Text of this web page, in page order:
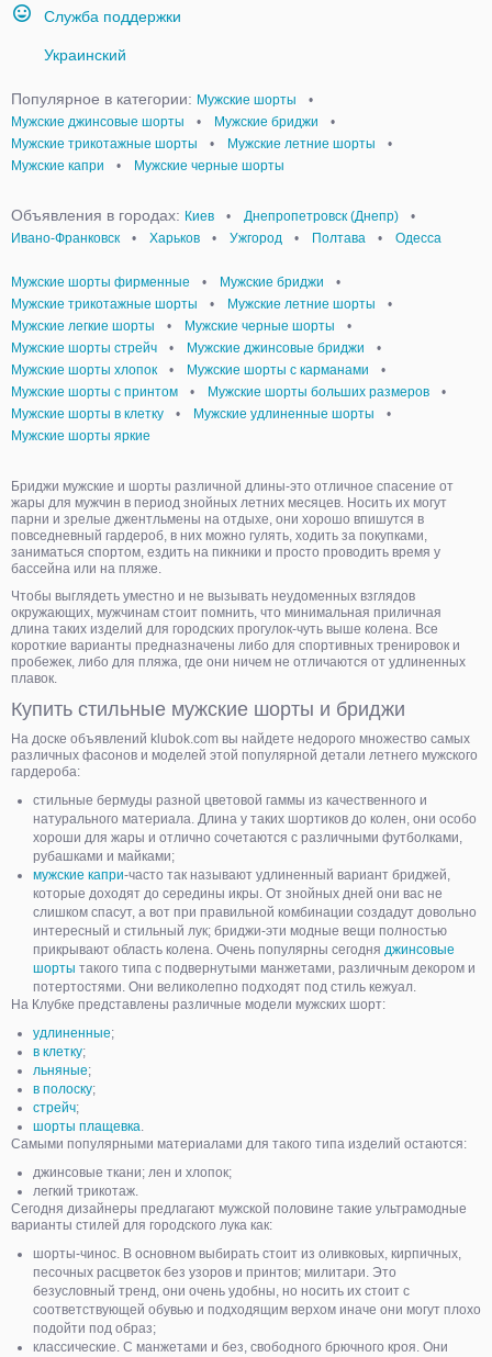
Служба поддержки
Украинский
Популярное в категории: Мужские шорты
•
Мужские джинсовые шорты
• Мужские бриджи
•
Мужские трикотажные шорты
• Мужские летние шорты
•
Мужские капри
• Мужские черные шорты
Объявления в городах: Киев • Днепропетровск (Днепр)
•
Ивано-Франковск
• Харьков • Ужгород • Полтава • Одесса
Мужские шорты фирменные • Мужские бриджи
•
Мужские трикотажные шорты
• Мужские летние шорты
•
Мужские легкие шорты
• Мужские черные шорты
•
Мужские шорты стрейч
• Мужские джинсовые бриджи
•
Мужские шорты хлопок
• Мужские шорты с карманами
•
Мужские шорты с принтом
• Мужские шорты больших размеров
•
Мужские шорты в клетку
• Мужские удлиненные шорты
•
Мужские шорты яркие
Бриджи мужские и шорты различной длины-это отличное спасение от
жары для мужчин в период знойных летних месяцев. Носить их могут
парни и зрелые джентльмены на отдыхе, они хорошо впишутся в
повседневный гардероб, в них можно гулять, ходить за покупками,
заниматься спортом, ездить на пикники и просто проводить время у
бассейна или на пляже.
Чтобы выглядеть уместно и не вызывать неудоменных взглядов
окружающих, мужчинам стоит помнить, что минимальная приличная
длина таких изделий для городских прогулок-чуть выше колена. Все
короткие варианты предназначены либо для спортивных тренировок и
пробежек, либо для пляжа, где они ничем не отличаются от удлиненных
плавок.
Купить стильные мужские шорты и бриджи
На доске объявлений klubok.com вы найдете недорого множество самых
различных фасонов и моделей этой популярной детали летнего мужского
гардероба:
стильные бермуды разной цветовой гаммы из качественного и
натурального материала. Длина у таких шортиков до колен, они особо
хороши для жары и отлично сочетаются с различными футболками,
рубашками и майками;
мужские капри-часто так называют удлиненный вариант бриджей,
которые доходят до середины икры. От знойных дней они вас не
слишком спасут, а вот при правильной комбинации создадут довольно
интересный и стильный лук; бриджи-эти модные вещи полностью
прикрывают область колена. Очень популярны сегодня джинсовые
шорты такого типа с подвернутыми манжетами, различным декором и
потертостями. Они великолепно подходят под стиль кежуал.
На Клубке представлены различные модели мужских шорт:
удлиненные;
в клетку;
льняные;
в полоску;
стрейч;
шорты плащевка.
Самыми популярными материалами для такого типа изделий остаются:
джинсовые ткани; лен и хлопок;
легкий трикотаж.
Сегодня дизайнеры предлагают мужской половине такие ультрамодные
варианты стилей для городского лука как:
шорты-чинос. В основном выбирать стоит из оливковых, кирпичных,
песочных расцветок без узоров и принтов; милитари. Это
безусловный тренд, они очень удобны, но носить их стоит с
соответствующей обувью и подходящим верхом иначе они могут плохо
подойти под образ;
классические. С манжетами и без, свободного брючного кроя. Они